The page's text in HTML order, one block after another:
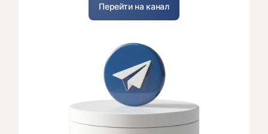
Перейти на канал